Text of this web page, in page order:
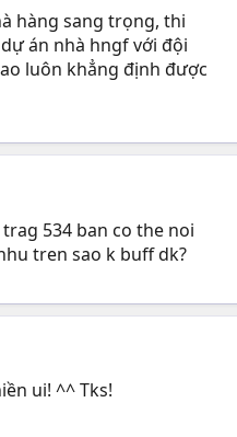
hàng sang trọng, thi
án nhà hngf với đội
luôn khẳng định được
534 ban co the noi
tren sao k buff dk?
ui! ^^ Tks!